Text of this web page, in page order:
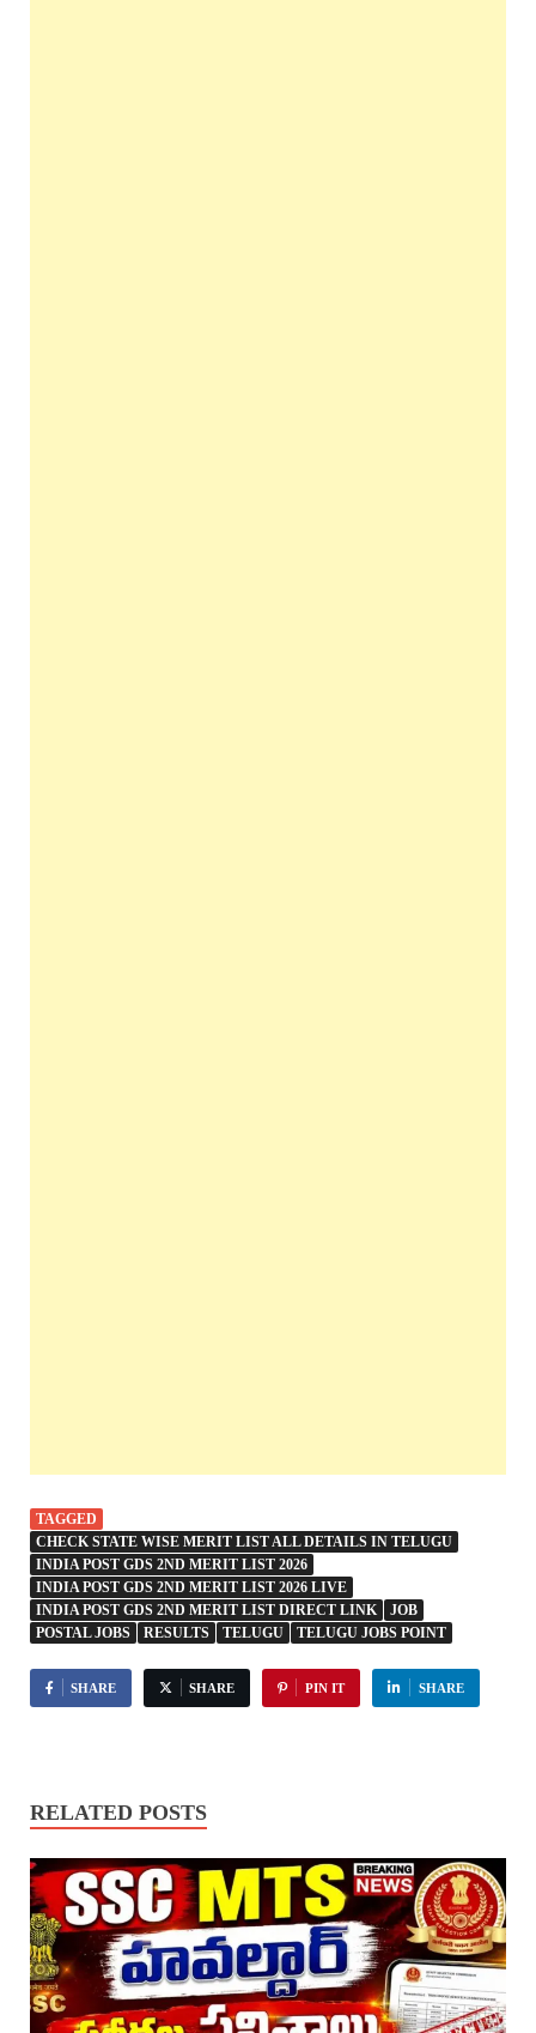
TAGGED
CHECK STATE WISE MERIT LIST ALL DETAILS IN TELUGU
INDIA POST GDS 2ND MERIT LIST 2026
INDIA POST GDS 2ND MERIT LIST 2026 LIVE
INDIA POST GDS 2ND MERIT LIST DIRECT LINK
JOB
POSTAL JOBS
RESULTS TELUGU TELUGU JOBS POINT
SHARE SHARE PIN IT SHARE
RELATED POSTS